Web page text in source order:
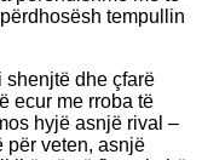
tempullin
shenjtë dhe çfarë
ecur me rroba të
hyjë asnjë rival –
për veten, asnjë